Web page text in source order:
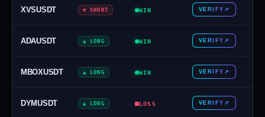
XVSUSDT ▼ SHORT WIN VERIFY ↗
ADAUSDT ▲ LONG WIN VERIFY ↗
MBOXUSDT ▲ LONG WIN VERIFY ↗
DYMUSDT ▲ LONG LOSS VERIFY ↗